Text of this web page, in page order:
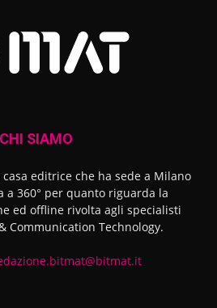
CHI SIAMO
editrice che ha sede a Milano
a 360° per quanto riguarda la
ed offline rivolta agli specialisti
Communication Technology.